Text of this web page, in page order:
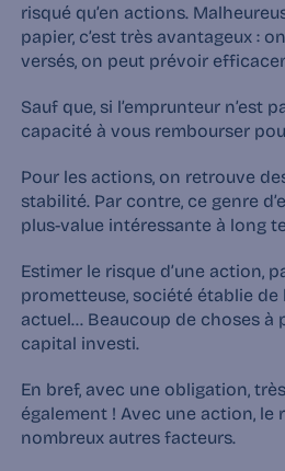
risqué qu’en actions.
papier, c’est très avantageux :
versés, on peut prévoir
Sauf que, si l’emprunteur n’est
capacité à vous rembourser
‍Pour les actions, on retrouve
stabilité. Par contre, ce genre
plus-value intéressante à long
‍Estimer le risque d’une action,
prometteuse, société établie
actuel… Beaucoup de choses à
capital investi.
En bref, avec une obligation,
également ! Avec une action,
nombreux autres facteurs.